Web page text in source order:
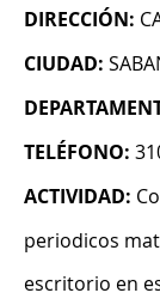
DIRECCIÓN:
CIUDAD:
TELÉFONO:
ACTIVIDAD:
periodicos
escritorio en